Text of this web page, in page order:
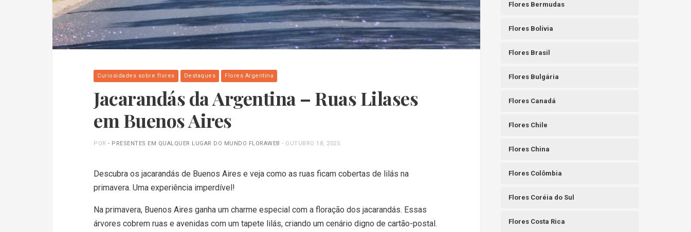
Curiosidades sobre flores Destaques Flores Argentina
Jacarandás da Argentina – Ruas Lilases
em Buenos Aires
POR - PRESENTES EM QUALQUER LUGAR DO MUNDO FLORAWEB - OUTUBRO 18, 2025
Descubra os jacarandás de Buenos Aires e veja como as ruas ficam cobertas de lilás na
primavera. Uma experiência imperdível!
Na primavera, Buenos Aires ganha um charme especial com a floração dos jacarandás. Essas
árvores cobrem ruas e avenidas com um tapete lilás, criando um cenário digno de cartão-postal.
Flores Bermudas
Flores Bolívia
Flores Brasil
Flores Bulgária
Flores Canadá
Flores Chile
Flores China
Flores Colômbia
Flores Coréia do Sul
Flores Costa Rica